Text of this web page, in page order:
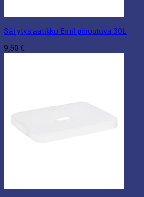
Säilytyslaatikko Emil pinoutuva 30L
9,50 €